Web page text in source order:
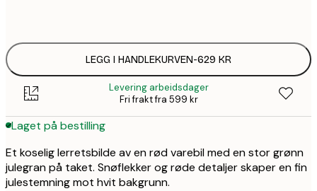
LEGG I HANDLEKURVEN-629 KR
Levering arbeidsdager
Fri frakt fra 599 kr
Laget på bestilling
Et koselig lerretsbilde av en rød varebil med en stor grønn
julegran på taket. Snøflekker og røde detaljer skaper en fin
julestemning mot hvit bakgrunn.